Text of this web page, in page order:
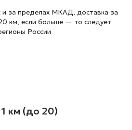
и за пределах МКАД, доставка за
км, если больше — то следует
России
км (до 20)